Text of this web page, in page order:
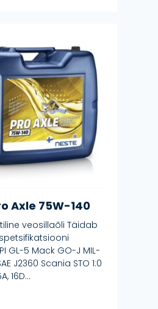
Axle 75W-140
veosillaõli Täidab
GL-5 Mack GO-J MIL-
J2360 Scania STO 1:0
16D...